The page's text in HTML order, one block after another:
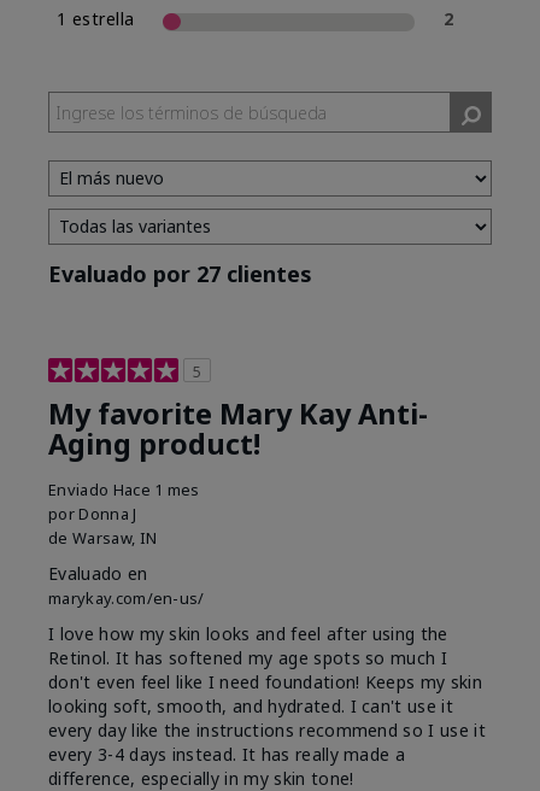
1 estrella
2
Evaluado por 27 clientes
5
My favorite Mary Kay Anti-
Aging product!
Enviado Hace 1 mes
por Donna J
de Warsaw, IN
Evaluado en
marykay.com/en-us/
I love how my skin looks and feel after using the
Retinol. It has softened my age spots so much I
don't even feel like I need foundation! Keeps my skin
looking soft, smooth, and hydrated. I can't use it
every day like the instructions recommend so I use it
every 3-4 days instead. It has really made a
difference, especially in my skin tone!